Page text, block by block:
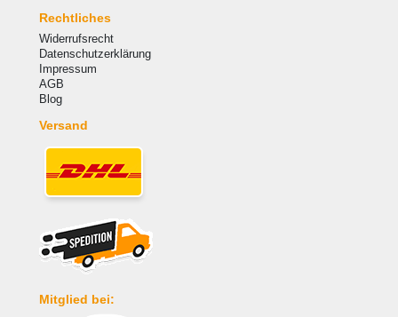
Rechtliches
Widerrufsrecht
Datenschutzerklärung
Impressum
AGB
Blog
Versand
Mitglied bei: